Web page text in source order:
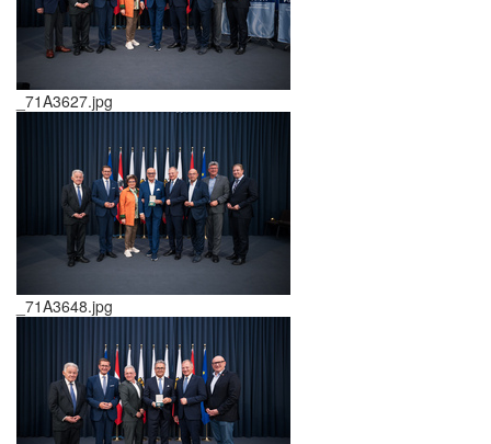
_71A3627.jpg
_71A3648.jpg